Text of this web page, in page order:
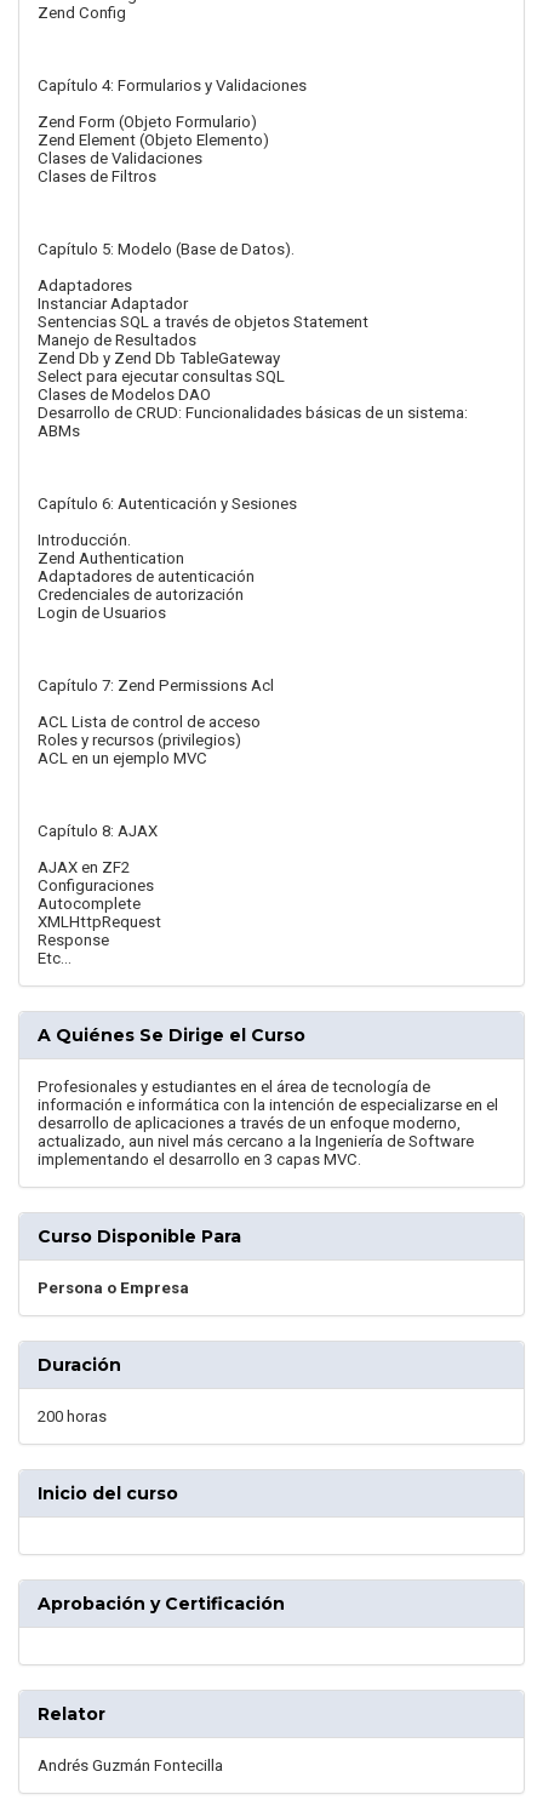
Zend Config
Capítulo 4: Formularios y Validaciones
Zend Form (Objeto Formulario)
Zend Element (Objeto Elemento)
Clases de Validaciones
Clases de Filtros
Capítulo 5: Modelo (Base de Datos).
Adaptadores
Instanciar Adaptador
Sentencias SQL a través de objetos Statement
Manejo de Resultados
Zend Db y Zend Db TableGateway
Select para ejecutar consultas SQL
Clases de Modelos DAO
Desarrollo de CRUD: Funcionalidades básicas de un sistema:
ABMs
Capítulo 6: Autenticación y Sesiones
Introducción.
Zend Authentication
Adaptadores de autenticación
Credenciales de autorización
Login de Usuarios
Capítulo 7: Zend Permissions Acl
ACL Lista de control de acceso
Roles y recursos (privilegios)
ACL en un ejemplo MVC
Capítulo 8: AJAX
AJAX en ZF2
Configuraciones
Autocomplete
XMLHttpRequest
Response
Etc…
A Quiénes Se Dirige el Curso
Profesionales y estudiantes en el área de tecnología de
información e informática con la intención de especializarse en el
desarrollo de aplicaciones a través de un enfoque moderno,
actualizado, aun nivel más cercano a la Ingeniería de Software
implementando el desarrollo en 3 capas MVC.
Curso Disponible Para
Persona o Empresa
Duración
200 horas
Inicio del curso
Aprobación y Certificación
Relator
Andrés Guzmán Fontecilla